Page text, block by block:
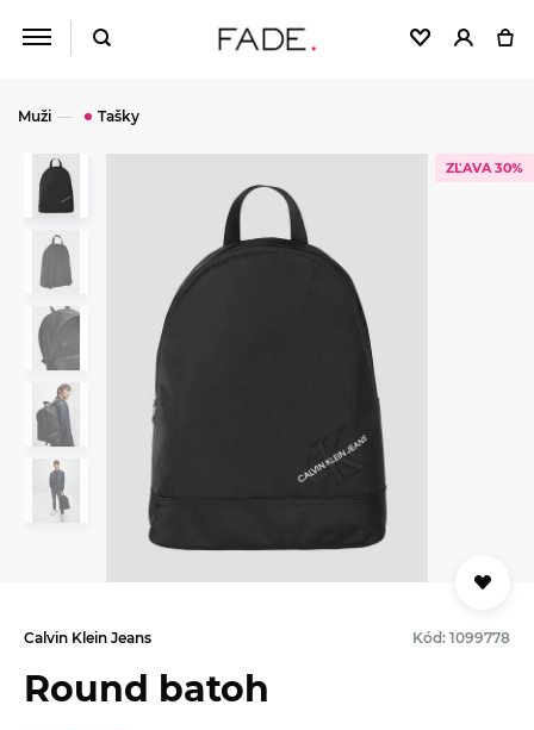
Muži Tašky
ZĽAVA 30%
Calvin Klein Jeans Kód: 1099778
Round batoh